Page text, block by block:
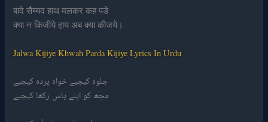
बादे सैय्यद हाथ मलकर कह पडे
क्या न किजीये हाय अब क्या कीजये।
Jalwa Kijiye Khwah Parda Kijiye Lyrics In Urdu
جلوہ کیجیے خواہ پردہ کیجیے
مجھ کو اپنے پاس رکھا کیجیے